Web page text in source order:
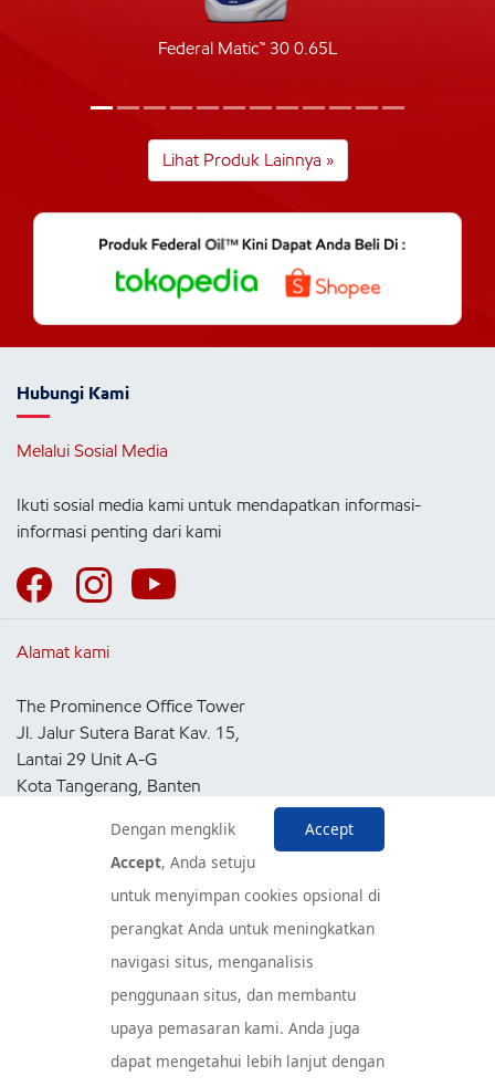
Federal Matic™ 30 0.65L
Lihat Produk Lainnya »
Hubungi Kami
Melalui Sosial Media
Ikuti sosial media kami untuk mendapatkan informasi-
informasi penting dari kami
Alamat kami
The Prominence Office Tower
Jl. Jalur Sutera Barat Kav. 15,
Lantai 29 Unit A-G
Kota Tangerang, Banten
Pusat Layanan Konsumen
Accept
Dengan mengklik
Accept, Anda setuju
untuk menyimpan cookies opsional di
perangkat Anda untuk meningkatkan
navigasi situs, menganalisis
penggunaan situs, dan membantu
upaya pemasaran kami. Anda juga
dapat mengetahui lebih lanjut dengan